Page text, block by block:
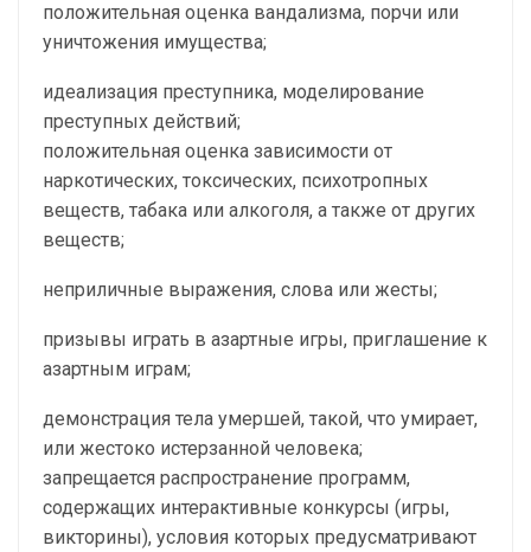
положительная оценка вандализма, порчи или
уничтожения имущества;
идеализация преступника, моделирование
преступных действий;
положительная оценка зависимости от
наркотических, токсических, психотропных
веществ, табака или алкоголя, а также от других
веществ;
неприличные выражения, слова или жесты;
призывы играть в азартные игры, приглашение к
азартным играм;
демонстрация тела умершей, такой, что умирает,
или жестоко истерзанной человека;
запрещается распространение программ,
содержащих интерактивные конкурсы (игры,
викторины), условия которых предусматривают